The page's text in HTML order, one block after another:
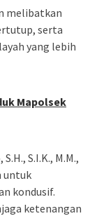
melibatkan
serta
yang lebih
Mapolsek
S.I.K., M.M.,
untuk
kondusif.
ketenangan